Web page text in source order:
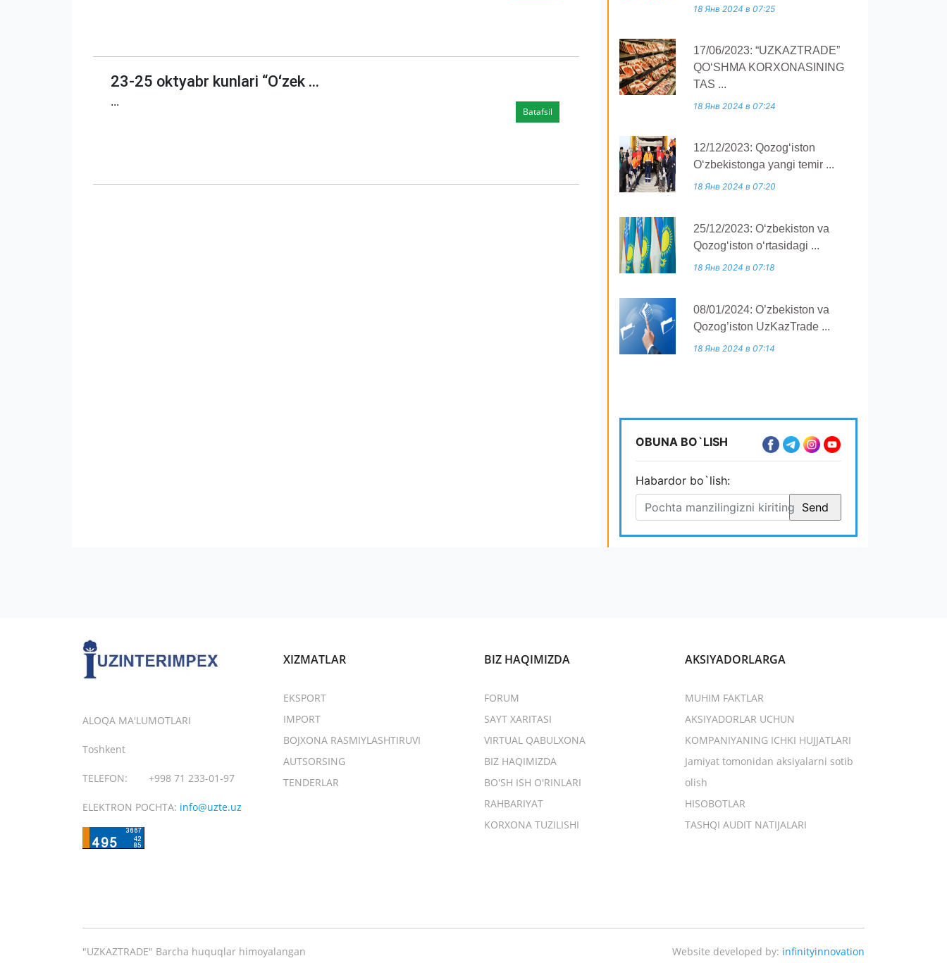
23-25 ​​oktyabr kunlari “Oʻzek ...
...
Batafsil
18 Янв 2024 в 07:25
17/06/2023: “UZKAZTRADE”
QOʻSHMA KORXONASINING
TAS ...
18 Янв 2024 в 07:24
12/12/2023: Qozogʻiston
Oʻzbekistonga yangi temir ...
18 Янв 2024 в 07:20
25/12/2023: O‘zbekiston va
Qozog‘iston o‘rtasidagi ...
18 Янв 2024 в 07:18
08/01/2024: O’zbekiston va
Qozog’iston UzKazTrade ...
18 Янв 2024 в 07:14
OBUNA BO`LISH
Habardor bo`lish:
ALOQA MA'LUMOTLARI
Toshkent
TELEFON: +998 71 233-01-97
ELEKTRON POCHTA: info@uzte.uz
XIZMATLAR
EKSPORT
IMPORT
BOJXONA RASMIYLASHTIRUVI
AUTSORSING
TENDERLAR
BIZ HAQIMIZDA
FORUM
SAYT XARITASI
VIRTUAL QABULXONA
BIZ HAQIMIZDA
BO'SH ISH O'RINLARI
RAHBARIYAT
KORXONA TUZILISHI
AKSIYADORLARGA
MUHIM FAKTLAR
AKSIYADORLAR UCHUN
KOMPANIYANING ICHKI HUJJATLARI
Jamiyat tomonidan aksiyalarni sotib
olish
HISOBOTLAR
TASHQI AUDIT NATIJALARI
"UZKAZTRADE" Barcha huquqlar himoyalangan Website developed by: infinityinnovation